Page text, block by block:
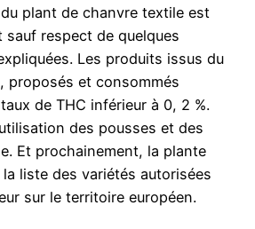
plant de chanvre textile est
respect de quelques
Les produits issus du
proposés et consommés
de THC inférieur à 0, 2 %.
des pousses et des
Et prochainement, la plante
liste des variétés autorisées
sur le territoire européen.